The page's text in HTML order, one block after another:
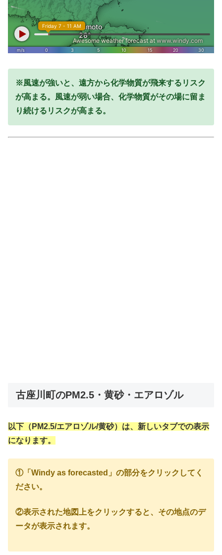
※風速が強いと、遠方から化学物質が飛来するリスク
が高まる。風速が弱い場合、化学物質がその場に留ま
り続けるリスクが高まる。
古座川町のPM2.5・黄砂・エアロゾル
以下（PM2.5/エアロゾル/黄砂）は、新しいタブでの表示
になります。
①「Windy as forecasted」の部分をクリックしてく
ださい。
②表示された地図上をクリックすると、その地点のデ
ータが表示されます。